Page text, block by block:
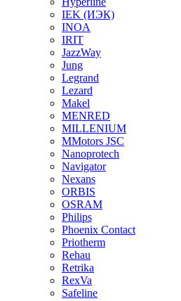
IEK (ИЭК)
INOA
IRIT
JazzWay
Jung
Legrand
Lezard
Makel
MENRED
MILLENIUM
MMotors JSC
Nanoprotech
Navigator
Nexans
ORBIS
OSRAM
Philips
Phoenix Contact
Priotherm
Rehau
Retrika
RexVa
Safeline